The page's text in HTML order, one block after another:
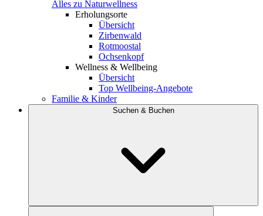
Alles zu Naturwellness
Erholungsorte
Übersicht
Zirbenwald
Rotmoostal
Ochsenkopf
Wellness & Wellbeing
Übersicht
Top Wellbeing-Angebote
Familie & Kinder
Suchen & Buchen